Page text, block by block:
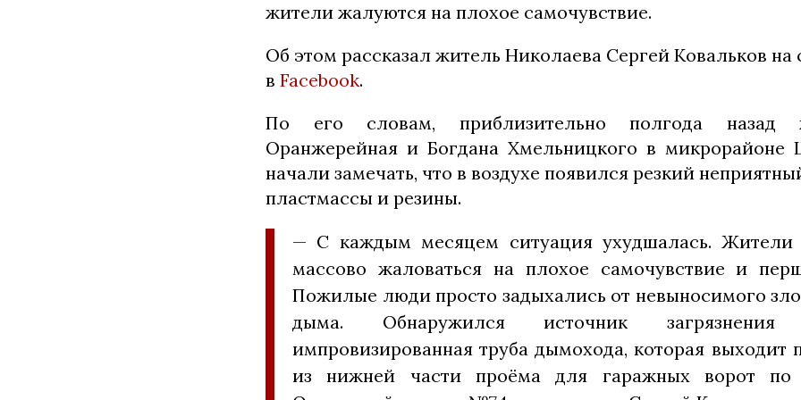
жители жалуются на плохое самочувствие.
Об этом рассказал житель Николаева Сергей Ковальков на
в Facebook.
По его словам, приблизительно полгода назад
Оранжерейная и Богдана Хмельницкого в микрорайоне
начали замечать, что в воздухе появился резкий
пластмассы и резины.
— С каждым месяцем ситуация ухудшалась.
массово жаловаться на плохое самочувствие и
Пожилые люди просто задыхались от невыносимого
дыма. Обнаружился источник
импровизированная труба дымохода, которая выходит
из нижней части проёма для гаражных ворот по